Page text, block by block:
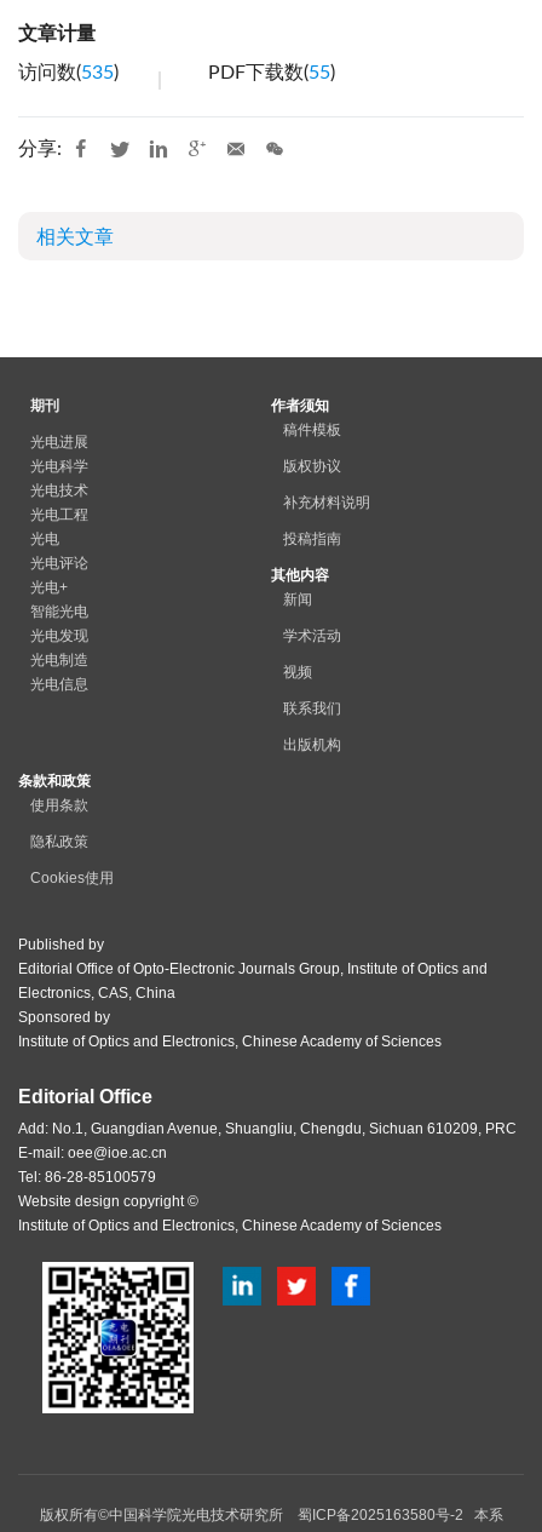
文章计量
访问数(535) PDF下载数(55)
分享:
相关文章
期刊
光电进展
光电科学
光电技术
光电工程
光电
光电评论
光电+
智能光电
光电发现
光电制造
光电信息
作者须知
稿件模板
版权协议
补充材料说明
投稿指南
其他内容
新闻
学术活动
视频
联系我们
出版机构
条款和政策
使用条款
隐私政策
Cookies使用
Published by
Editorial Office of Opto-Electronic Journals Group, Institute of Optics and
Electronics, CAS, China
Sponsored by
Institute of Optics and Electronics, Chinese Academy of Sciences
Editorial Office
Add: No.1, Guangdian Avenue, Shuangliu, Chengdu, Sichuan 610209, PRC
E-mail: oee@ioe.ac.cn
Tel: 86-28-85100579
Website design copyright ©
Institute of Optics and Electronics, Chinese Academy of Sciences
版权所有©中国科学院光电技术研究所 蜀ICP备2025163580号-2 本系